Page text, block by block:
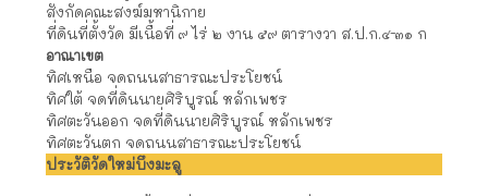
สังกัดคณะสงฆ์มหานิกาย
อาณาเขต
ทิศเหนือ จดถนนสาธารณะประโยชน์
ทิศใต้ จดที่ดินนายศิริบูรณ์ หลักเพชร
ทิศตะวันออก จดที่ดินนายศิริบูรณ์ หลักเพชร
ทิศตะวันตก จดถนนสาธารณะประโยชน์
ประวัติวัดใหม่บึงมะลู